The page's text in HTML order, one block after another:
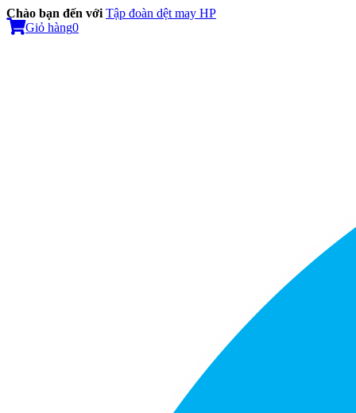
Chào bạn đến với Tập đoàn dệt may HP
Giỏ hàng0